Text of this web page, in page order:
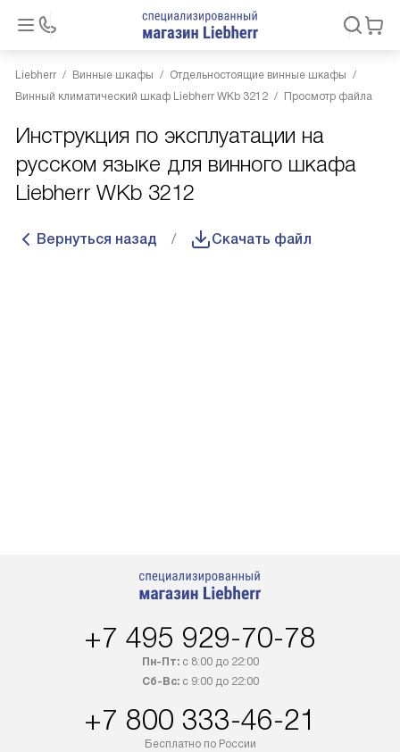
Liebherr Винные шкафы
Отдельностоящие винные шкафы
Винный климатический шкаф Liebherr WKb 3212
Просмотр файла
Инструкция по эксплуатации на
русском языке для винного шкафа
Liebherr WKb 3212
Вернуться назад Скачать файл
+7 495 929-70-78
Пн-Пт:с 8:00 до 22:00
Сб-Вс:с 9:00 до 22:00
+7 800 333-46-21
Бесплатно по России